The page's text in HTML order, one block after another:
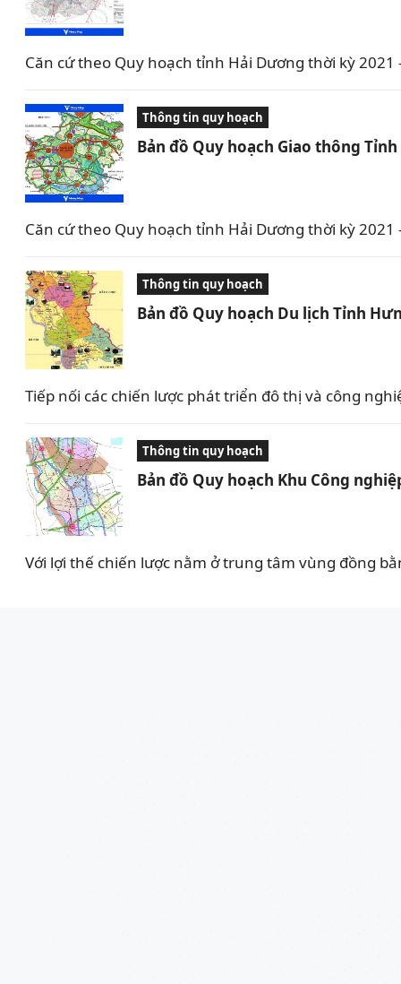
Căn cứ theo Quy hoạch tỉnh Hải Dương thời kỳ
Thông tin quy hoạch
Bản đồ Quy hoạch Giao thông
Căn cứ theo Quy hoạch tỉnh Hải Dương thời kỳ
Thông tin quy hoạch
Bản đồ Quy hoạch Du lịch Tỉnh
Tiếp nối các chiến lược phát triển đô thị và công
Thông tin quy hoạch
Bản đồ Quy hoạch Khu Công
Với lợi thế chiến lược nằm ở trung tâm vùng đồng